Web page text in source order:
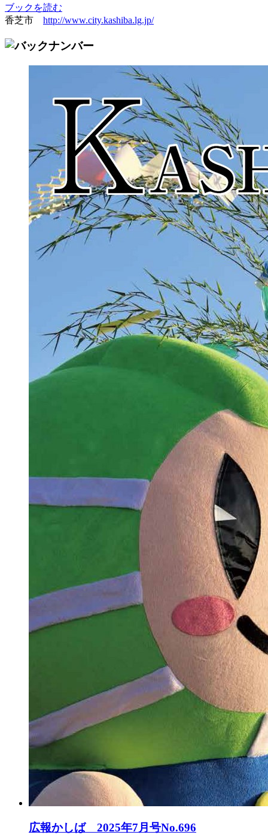
ブックを読む
香芝市 http://www.city.kashiba.lg.jp/
広報かしば 2025年7月号No.696